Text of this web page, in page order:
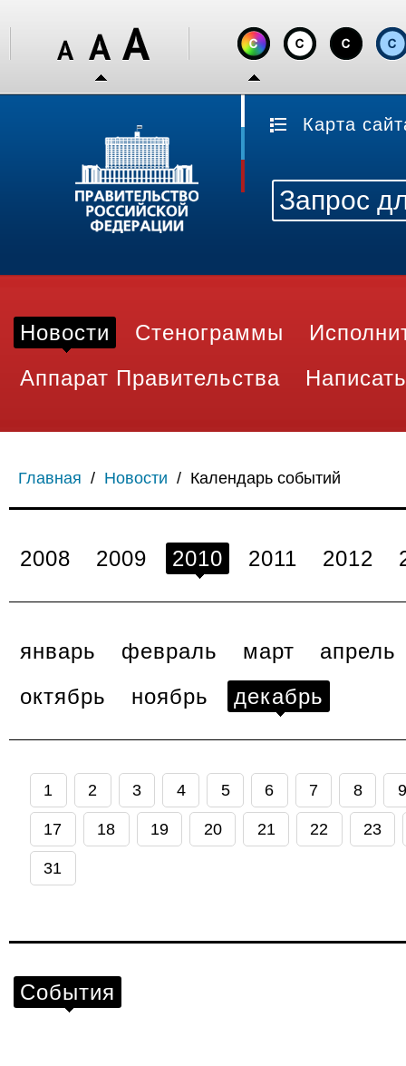
Карта
Новости Стенограммы
Аппарат Правительства
Главная / Новости / Календарь событий
2008 2009 2010 2011 2012
январь февраль март
апрель
октябрь
ноябрь декабрь
1 2 3 4 5 6 7 8 9
17 18 19 20 21 22 23
31
События